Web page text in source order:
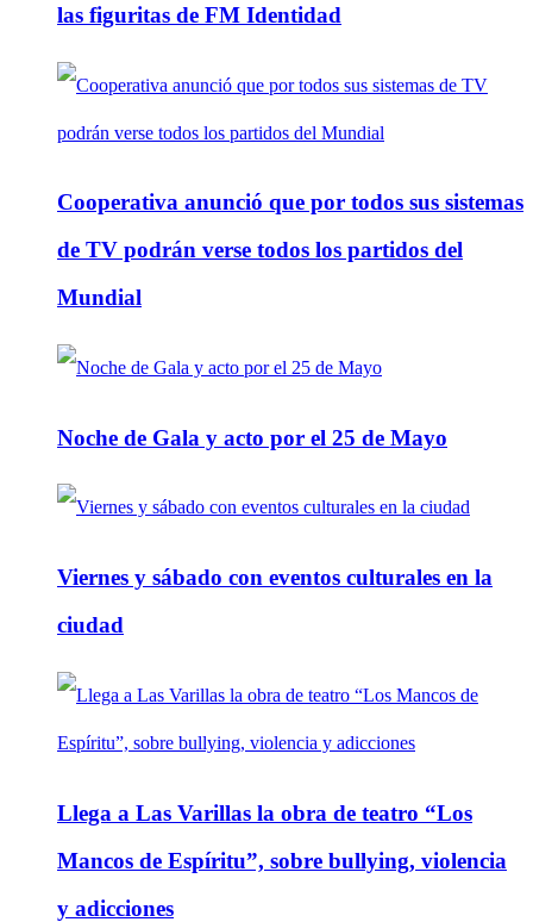
las figuritas de FM Identidad
Cooperativa anunció que por todos sus sistemas
de TV podrán verse todos los partidos del
Mundial
Noche de Gala y acto por el 25 de Mayo
Viernes y sábado con eventos culturales en la
ciudad
Llega a Las Varillas la obra de teatro “Los
Mancos de Espíritu”, sobre bullying, violencia
y adicciones